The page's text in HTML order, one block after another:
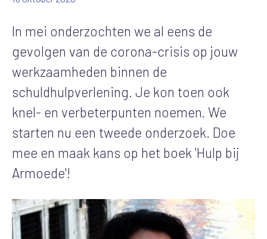
In mei onderzochten we al eens de
gevolgen van de corona-crisis op jouw
werkzaamheden binnen de
schuldhulpverlening. Je kon toen ook
knel- en verbeterpunten noemen. We
starten nu een tweede onderzoek. Doe
mee en maak kans op het boek 'Hulp bij
Armoede'!